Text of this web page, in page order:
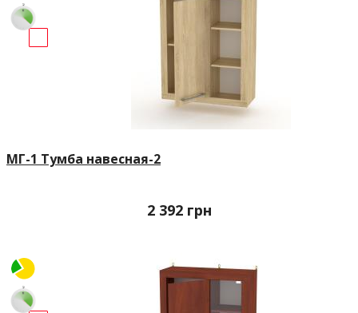
МГ-1 Тумба навесная-2
2 392 грн